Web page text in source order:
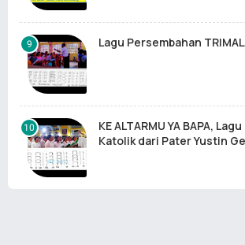
Lagu Persembahan
KE ALTARMU YA BAPA,
Katolik dari Pater Yustin